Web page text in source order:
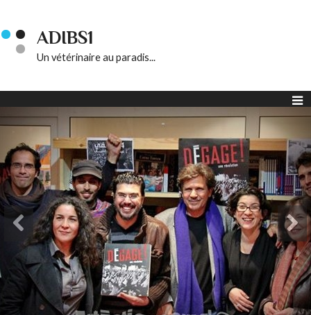
ADIBS1
Un vétérinaire au paradis...